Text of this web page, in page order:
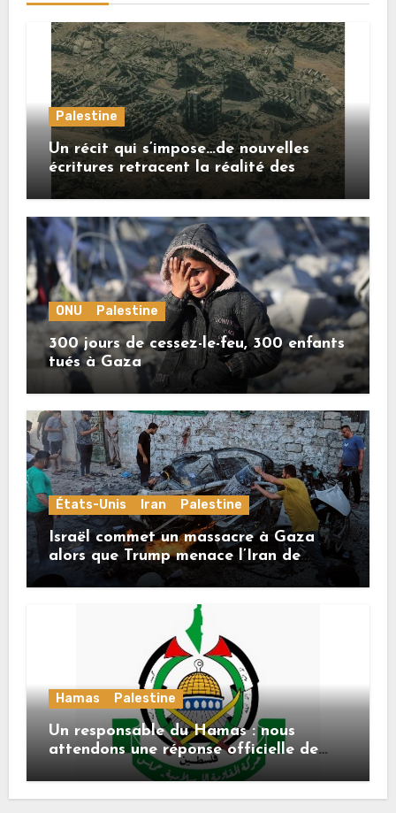
Palestine
Un récit qui s’impose…de nouvelles
écritures retracent la réalité des
crimes sionistes à Gaza
ONU Palestine
300 jours de cessez-le-feu, 300 enfants
tués à Gaza
États-Unis Iran Palestine
Israël commet un massacre à Gaza
alors que Trump menace l’Iran de
«décapitation»
Hamas Palestine
Un responsable du Hamas : nous
attendons une réponse officielle de
Mladenov concernant la feuille de
route de la deuxième phase de l’accord